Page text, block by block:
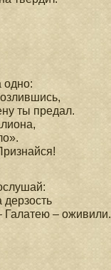
одно:
ты предал.
дерзость
Галатею – оживили.